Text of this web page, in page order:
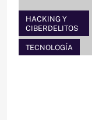
HACKING Y
CIBERDELITOS
TECNOLOGÍA